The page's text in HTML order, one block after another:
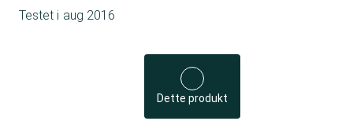
Testet i aug 2016
Dette produkt